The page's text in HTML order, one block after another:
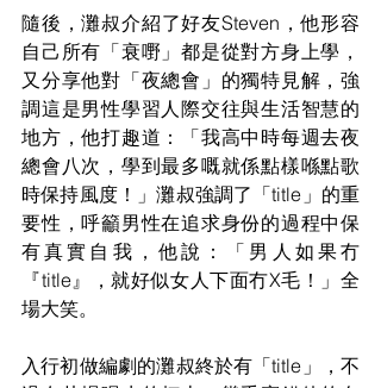
隨後，灘叔介紹了好友Steven，他形容
自己所有「衰嘢」都是從對方身上學，
又分享他對「夜總會」的獨特見解，強
調這是男性學習人際交往與生活智慧的
地方，他打趣道：「我高中時每週去夜
總會八次，學到最多嘅就係點樣喺點歌
時保持風度！」灘叔強調了「title」的重
要性，呼籲男性在追求身份的過程中保
有真實自我，他說：「男人如果冇
『title』，就好似女人下面冇X毛！」全
場大笑。
入行初做編劇的灘叔終於有「title」，不